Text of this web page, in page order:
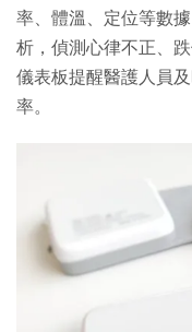
率、體溫、定位等數
析，偵測心律不正、
儀表板提醒醫護人員
率。